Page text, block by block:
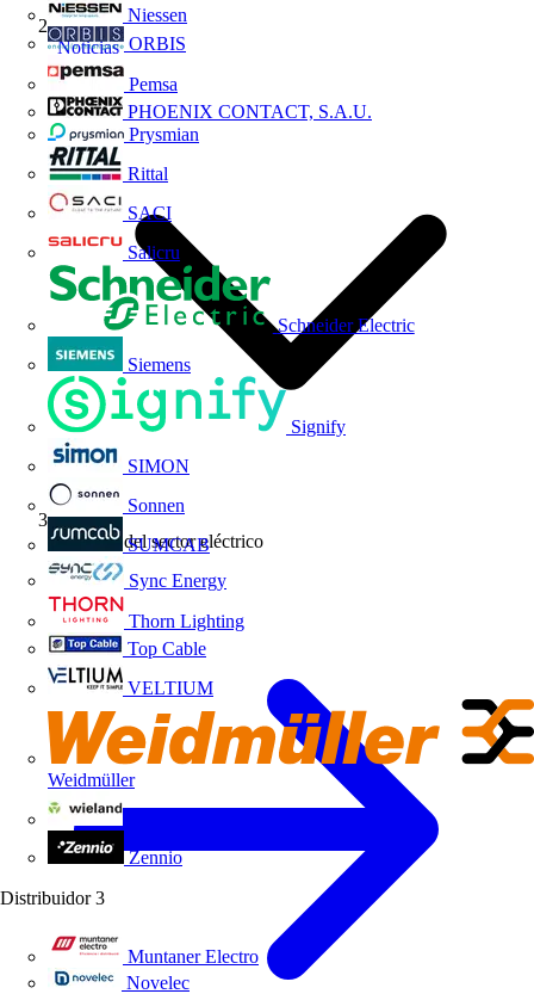
Niessen
ORBIS
Pemsa
PHOENIX CONTACT, S.A.U.
Prysmian
Rittal
SACI
Salicru
Schneider Electric
Siemens
Signify
SIMON
Sonnen
SUMCAB
Sync Energy
Thorn Lighting
Top Cable
VELTIUM
Weidmüller
Zennio
Distribuidor 3
Muntaner Electro
Novelec
Noticias
Noticias del sector eléctrico